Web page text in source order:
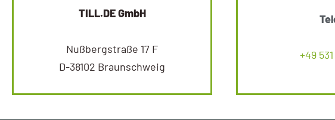
TILL.DE GmbH
Nußbergstraße 17 F
D-38102 Braunschweig
+49